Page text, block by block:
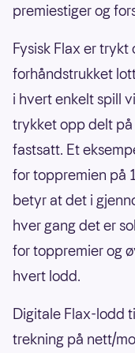
premiestiger og
Fysisk Flax er
forhåndstrukket
i hvert enkelt spill
trykket opp delt
fastsatt. Et
for toppremien på
betyr at det i
hver gang det er
for toppremier og
hvert lodd.
Digitale Flax-lodd
trekning på nett/